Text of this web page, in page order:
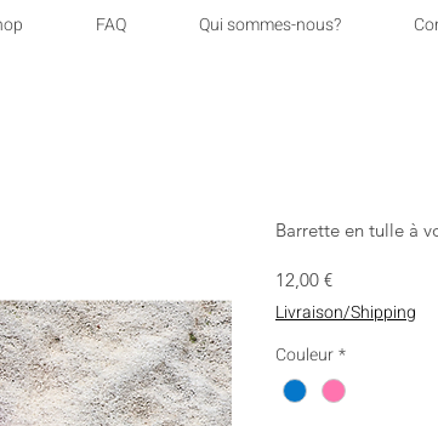
FAQ Qui sommes-nous?
Barrette en tulle à
12,00 €Prix
Livraison/Shipping
Couleur*